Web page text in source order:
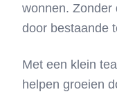
wonnen. Zonder
door bestaande
Met een klein
helpen groeien